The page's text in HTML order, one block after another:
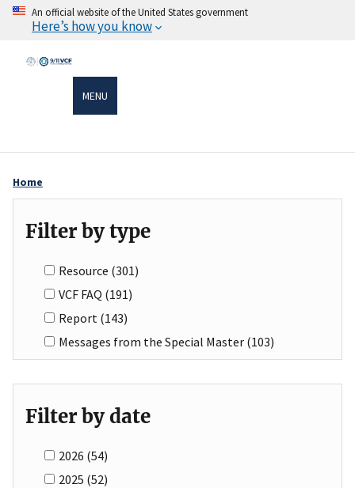
Skip
An official website of the United States government
Here’s how you know
MENU
Breadcrumb
Home
Filter by type
Resource (301)
VCF FAQ (191)
Report (143)
Messages from the Special Master (103)
Filter by date
2026 (54)
2025 (52)